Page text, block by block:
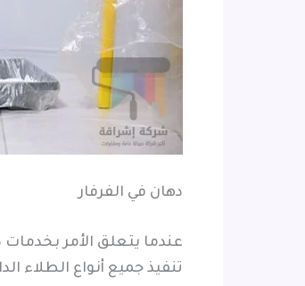
دهان في الفرفار
عندما يتعلق الأمر
تنفيذ جميع أنواع الطلاء